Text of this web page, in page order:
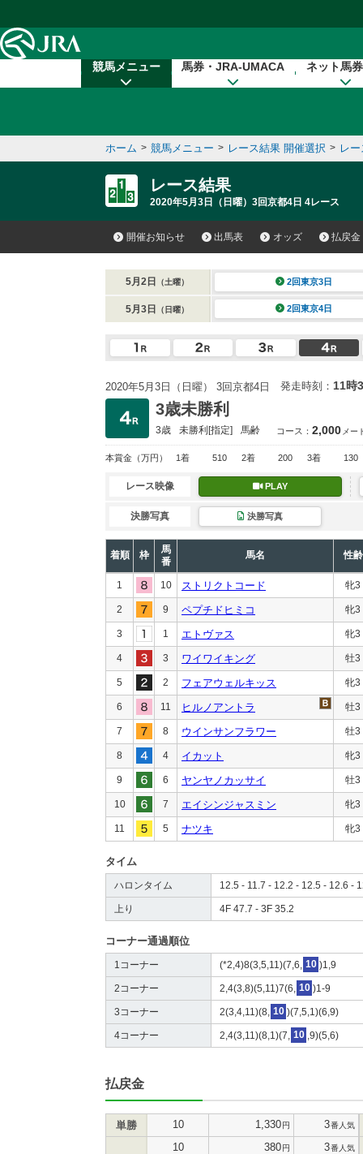
競馬メニュー 馬券・JRA-UMACA ネット馬
ホーム > 競馬メニュー > レース結果 開催選択 > レ
レース結果
2020年5月3日（日曜）3回京都4日 4レース
開催お知らせ 出馬表 オッズ 払戻金
5月2日 （土曜） 2回東京3日
5月3日 （日曜） 2回東京4日
2020年5月3日（日曜） 3回京都4日 発走時刻： 11時
3歳未勝利
3歳 未勝利[指定] 馬齢 コース： 2,000 メー
本賞金 （万円） 1着 510 2着 200 3着 130
レース映像 PLAY
決勝写真 決勝写真
着順 枠
馬
番
馬名 性齢
1 10 ストリクトコード 牝3
2 9 ペプチドヒミコ 牝3
3 1 エトヴァス 牝3
4 3 ワイワイキング 牡3
5 2 フェアウェルキッス 牝3
6 11 ヒルノアントラ 牡3
7 8 ウインサンフラワー 牡3
8 4 イカット 牝3
9 6 ヤンヤノカッサイ 牡3
10 7 エイシンジャスミン 牝3
11 5 ナツキ 牝3
タイム
ハロンタイム 12.5 - 11.7 - 12.2 - 12.5 - 12.6 -
上り 4F 47.7 - 3F 35.2
コーナー通過順位
1コーナー (*2,4)8(3,5,11)(7,6, 10 )1,9
2コーナー 2,4(3,8)(5,11)7(6, 10 )1-9
3コーナー 2(3,4,11)(8, 10 )(7,5,1)(6,9)
4コーナー 2,4(3,11)(8,1)(7, 10 ,9)(5,6)
払戻金
単勝 10 1,330円 3番人気
10 380円 3番人気